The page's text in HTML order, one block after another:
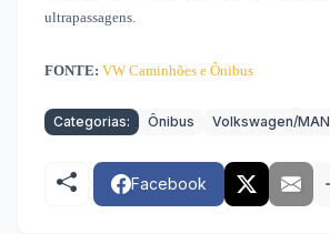
ultrapassagens.
FONTE: VW Caminhões e Ônibus
Categorias: Ônibus Volkswagen/MAN
Facebook